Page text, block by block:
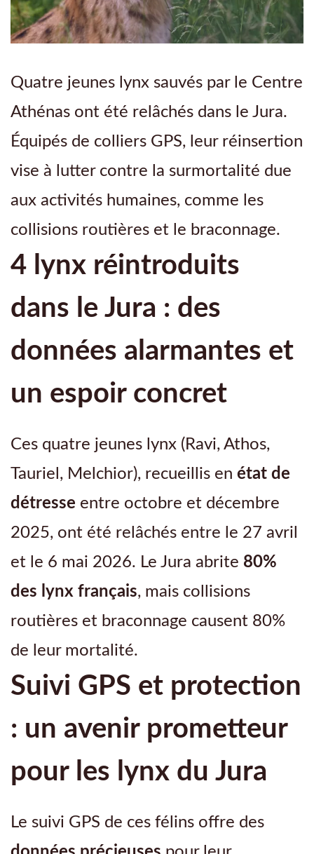
Quatre jeunes lynx sauvés par le Centre
Athénas ont été relâchés dans le Jura.
Équipés de colliers GPS, leur réinsertion
vise à lutter contre la surmortalité due
aux activités humaines, comme les
collisions routières et le braconnage.
4 lynx réintroduits
dans le Jura : des
données alarmantes et
un espoir concret
Ces quatre jeunes lynx (Ravi, Athos,
Tauriel, Melchior), recueillis en état de
détresse entre octobre et décembre
2025, ont été relâchés entre le 27 avril
et le 6 mai 2026. Le Jura abrite 80%
des lynx français, mais collisions
routières et braconnage causent 80%
de leur mortalité.
Suivi GPS et protection
: un avenir prometteur
pour les lynx du Jura
Le suivi GPS de ces félins offre des